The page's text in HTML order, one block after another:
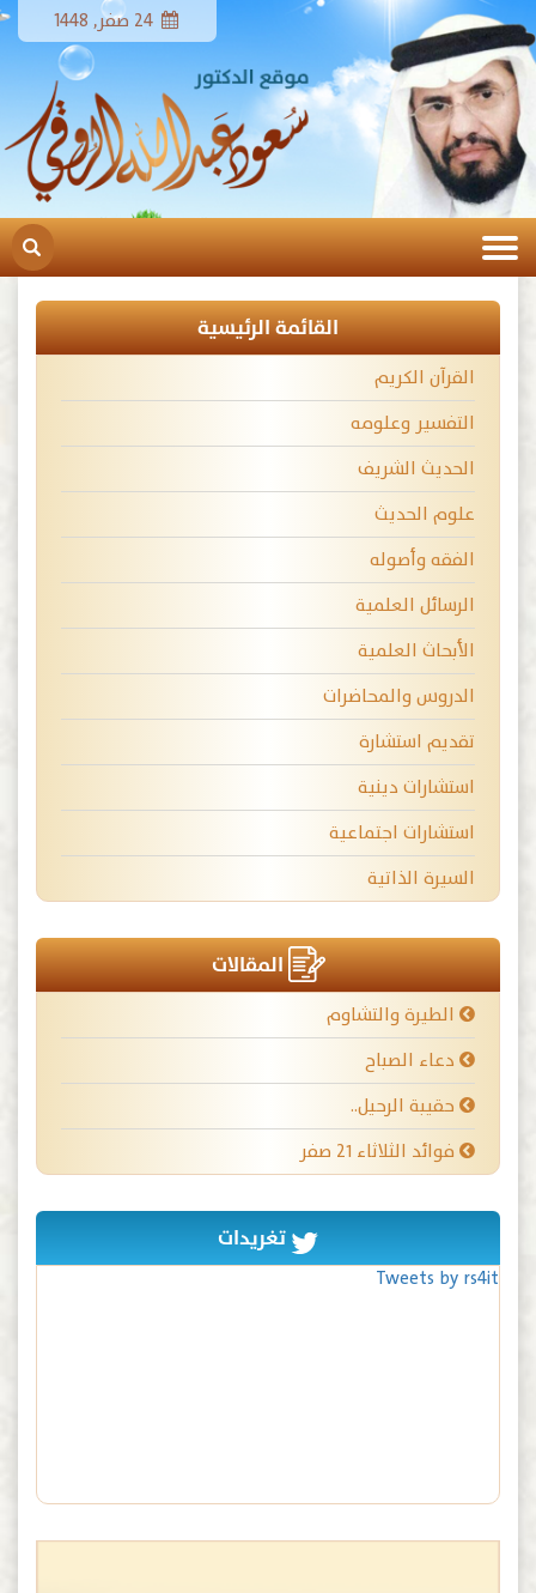
القائمة الرئيسية
القرآن الكريم
التفسير وعلومه
الحديث الشريف
علوم الحديث
الفقه وأصوله
الرسائل العلمية
الأبحاث العلمية
الدروس والمحاضرات
تقديم استشارة
استشارات دينية
استشارات اجتماعية
السيرة الذاتية
المقالات
الطيرة والتشاوم
دعاء الصباح
حقيبة الرحيل..
فوائد الثلاثاء ٢١ صفر
تغريدات
Tweets by rs4it